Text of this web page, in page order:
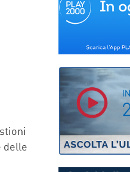
delle